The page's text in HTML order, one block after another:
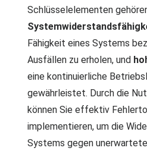
Schlüsselelementen
Fähigkeit eines Systems
Ausfällen zu erholen, und
eine kontinuierliche
gewährleistet. Durch die
können Sie effektiv
implementieren, um die
Systems gegen